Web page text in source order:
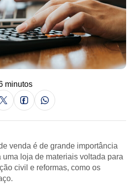
minutos
venda é de grande importância
uma loja de materiais voltada para
civil e reformas, como os